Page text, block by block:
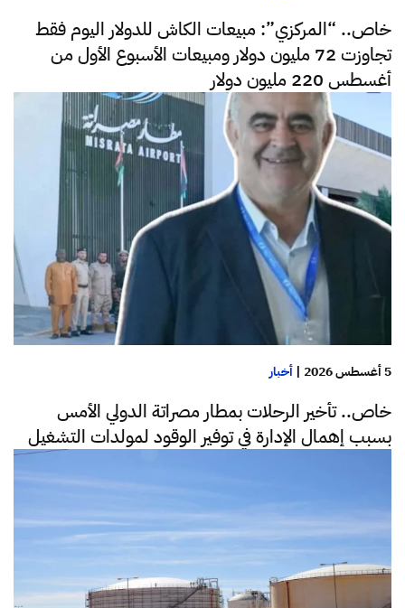
خاص.. “المركزي”: مبيعات الكاش للدولار اليوم فقط
تجاوزت 72 مليون دولار ومبيعات الأسبوع الأول من
أغسطس 220 مليون دولار
5 أغسطس 2026 | أخبار
خاص.. تأخير الرحلات بمطار مصراتة الدولي الأمس
بسبب إهمال الإدارة في توفير الوقود لمولدات التشغيل